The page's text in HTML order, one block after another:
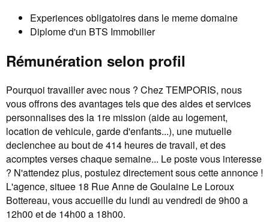
Experiences obligatoires dans le meme domaine
Diplome d'un BTS Immobilier
Rémunération selon profil
Pourquoi travailler avec nous ? Chez TEMPORIS, nous
vous offrons des avantages tels que des aides et services
personnalises des la 1re mission (aide au logement,
location de vehicule, garde d'enfants...), une mutuelle
declenchee au bout de 414 heures de travail, et des
acomptes verses chaque semaine... Le poste vous interesse
? N'attendez plus, postulez directement sous cette annonce !
L'agence, situee 18 Rue Anne de Goulaine Le Loroux
Bottereau, vous accueille du lundi au vendredi de 9h00 a
12h00 et de 14h00 a 18h00.